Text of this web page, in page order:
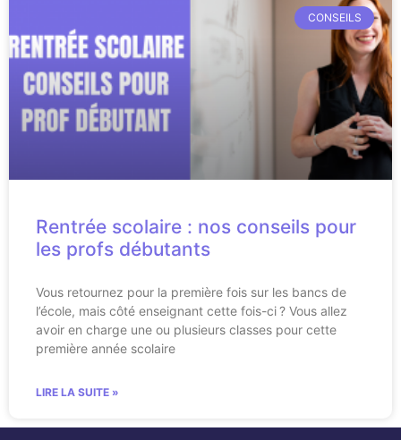
CONSEILS
Rentrée scolaire : nos conseils pour
les profs débutants
Vous retournez pour la première fois sur les bancs de
l’école, mais côté enseignant cette fois-ci ? Vous allez
avoir en charge une ou plusieurs classes pour cette
première année scolaire
LIRE LA SUITE »